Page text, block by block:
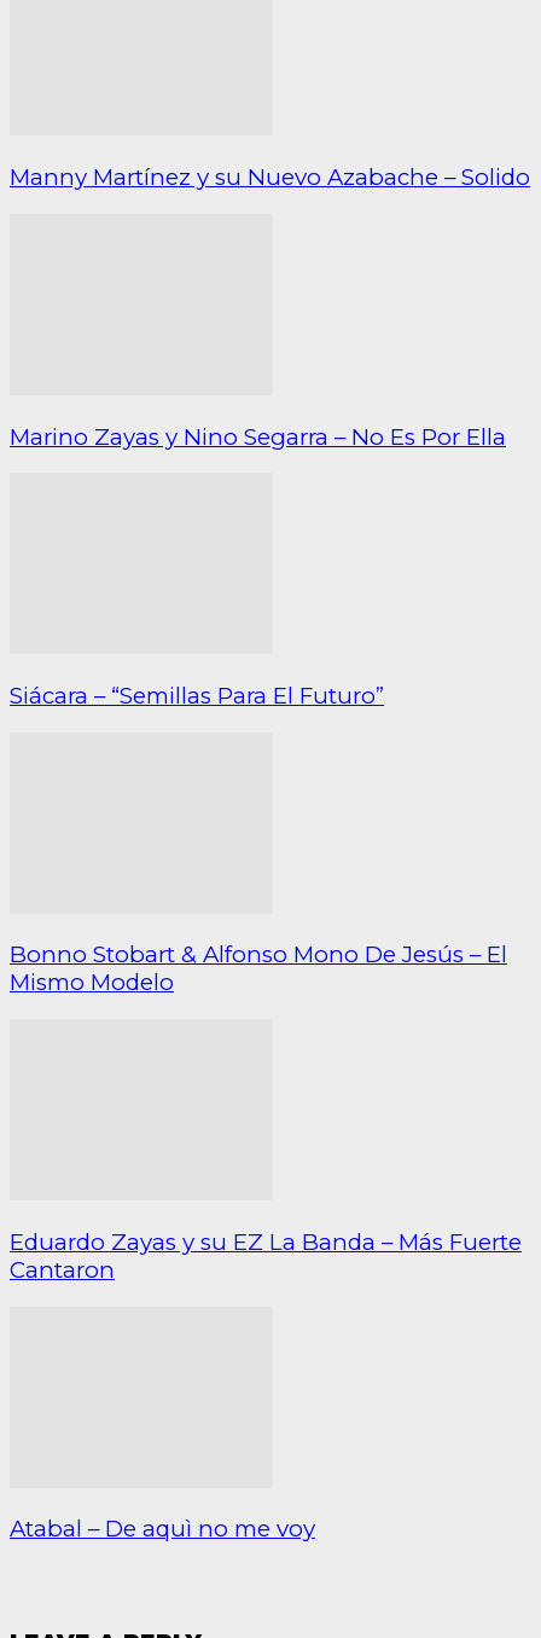
Manny Martínez y su Nuevo Azabache – Solido
Marino Zayas y Nino Segarra – No Es Por Ella
Siácara – “Semillas Para El Futuro”
Bonno Stobart & Alfonso Mono De Jesús – El
Mismo Modelo
Eduardo Zayas y su EZ La Banda – Más Fuerte
Cantaron
Atabal – De aquì no me voy